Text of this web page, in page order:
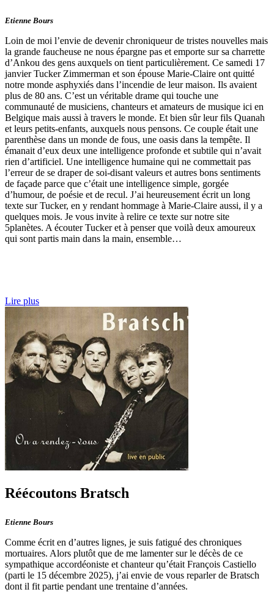
Etienne Bours
Loin de moi l’envie de devenir chroniqueur de tristes nouvelles mais
la grande faucheuse ne nous épargne pas et emporte sur sa charrette
d’Ankou des gens auxquels on tient particulièrement. Ce samedi 17
janvier Tucker Zimmerman et son épouse Marie-Claire ont quitté
notre monde asphyxiés dans l’incendie de leur maison. Ils avaient
plus de 80 ans. C’est un véritable drame qui touche une
communauté de musiciens, chanteurs et amateurs de musique ici en
Belgique mais aussi à travers le monde. Et bien sûr leur fils Quanah
et leurs petits-enfants, auxquels nous pensons. Ce couple était une
parenthèse dans un monde de fous, une oasis dans la tempête. Il
émanait d’eux deux une intelligence profonde et subtile qui n’avait
rien d’artificiel. Une intelligence humaine qui ne commettait pas
l’erreur de se draper de soi-disant valeurs et autres bons sentiments
de façade parce que c’était une intelligence simple, gorgée
d’humour, de poésie et de recul. J’ai heureusement écrit un long
texte sur Tucker, en y rendant hommage à Marie-Claire aussi, il y a
quelques mois. Je vous invite à relire ce texte sur notre site
5planètes. A écouter Tucker et à penser que voilà deux amoureux
qui sont partis main dans la main, ensemble…
Lire plus
Réécoutons Bratsch
Etienne Bours
Comme écrit en d’autres lignes, je suis fatigué des chroniques
mortuaires. Alors plutôt que de me lamenter sur le décès de ce
sympathique accordéoniste et chanteur qu’était François Castiello
(parti le 15 décembre 2025), j’ai envie de vous reparler de Bratsch
dont il fit partie pendant une trentaine d’années.